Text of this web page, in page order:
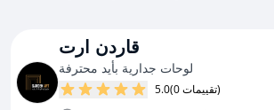
قاردن ارت
لوحات جدارية بأيد محترفة
5.0 (0 تقييمات)